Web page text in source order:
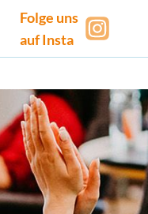
Folge uns
auf Insta